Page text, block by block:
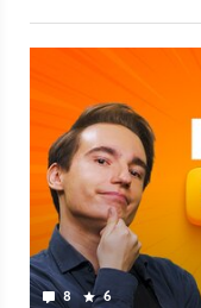
zahlreichen Quests,
Hauptquests) bis
beschäftigen kann.
einen kurzen
Kämpfen im
aktuell noch nicht
8 6